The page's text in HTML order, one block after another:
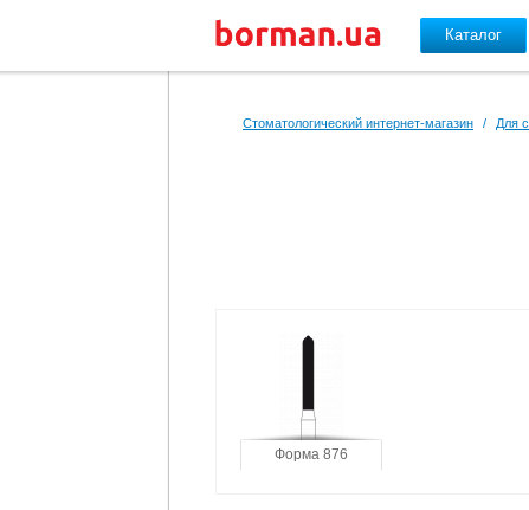
Каталог
Стоматологический интернет-магазин / Для
Форма 876